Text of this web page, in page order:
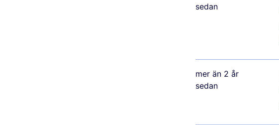
sedan
mer än 2 år
sedan